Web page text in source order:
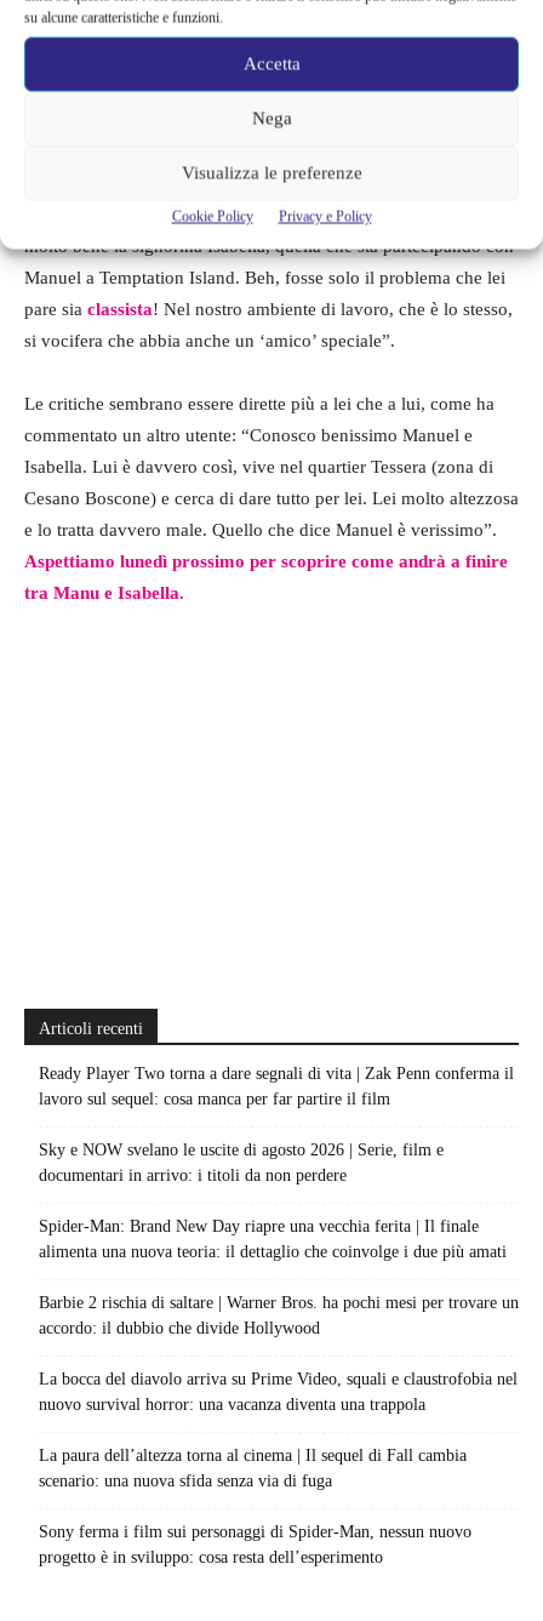
su alcune caratteristiche e funzioni.
Accetta
Nega
Visualizza le preferenze
Cookie Policy Privacy e Policy
I retroscena mai detti di Manu e
Un utente di Instagram ha condiviso con l’esperta di gossip
un’altra indiscrezione sui due: “Conosco
molto bene la signorina Isabella, quella che sta partecipando con
Manuel a Temptation Island. Beh, fosse solo il problema che lei
pare sia classista! Nel nostro ambiente di lavoro, che è lo stesso,
si vocifera che abbia anche un ‘amico’ speciale”.
Le critiche sembrano essere dirette più a lei che a lui, come ha
commentato un altro utente: “Conosco benissimo Manuel e
Isabella. Lui è davvero così, vive nel quartier Tessera (zona di
Cesano Boscone) e cerca di dare tutto per lei. Lei molto altezzosa
e lo tratta davvero male. Quello che dice Manuel è verissimo”.
Aspettiamo lunedì prossimo per scoprire come andrà a finire
tra Manu e Isabella.
Articoli recenti
Ready Player Two torna a dare segnali di vita | Zak Penn conferma il
lavoro sul sequel: cosa manca per far partire il film
Sky e NOW svelano le uscite di agosto 2026 | Serie, film e
documentari in arrivo: i titoli da non perdere
Spider-Man: Brand New Day riapre una vecchia ferita | Il finale
alimenta una nuova teoria: il dettaglio che coinvolge i due più amati
Barbie 2 rischia di saltare | Warner Bros. ha pochi mesi per trovare un
accordo: il dubbio che divide Hollywood
La bocca del diavolo arriva su Prime Video, squali e claustrofobia nel
nuovo survival horror: una vacanza diventa una trappola
La paura dell’altezza torna al cinema | Il sequel di Fall cambia
scenario: una nuova sfida senza via di fuga
Sony ferma i film sui personaggi di Spider-Man, nessun nuovo
progetto è in sviluppo: cosa resta dell’esperimento